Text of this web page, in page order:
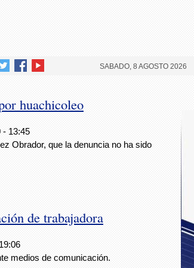
SABADO, 8 AGOSTO 2026
huachicoleo
- 13:45
Obrador, que la denuncia no ha sido
de trabajadora
medios de comunicación.